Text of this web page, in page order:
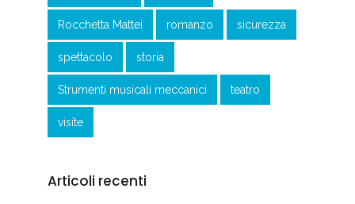
Rocchetta Mattei romanzo sicurezza
spettacolo storia
Strumenti musicali meccanici teatro
visite
Articoli recenti